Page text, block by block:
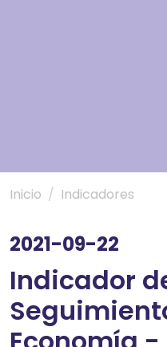
Inicio Indicadores
2021-09-22
Indicador